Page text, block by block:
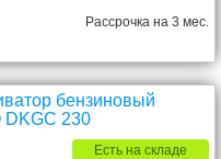
Рассрочка на 3 мес.
бензиновый
DKGC 230
Есть на складе